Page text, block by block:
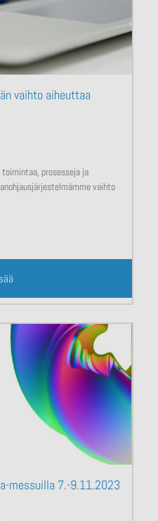
vaihto aiheuttaa
prosesseja ja
vaihto
messuilla 7.-9.11.2023